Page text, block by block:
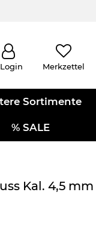
Login Merkzettel
Sortimente
% SALE
Kal. 4,5 mm